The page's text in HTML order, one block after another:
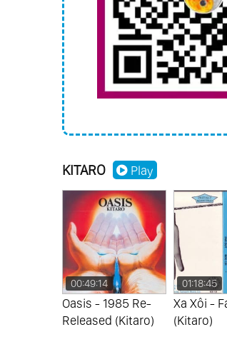
KITARO Play
01:18:45
Xa Xôi - Far Out
(Kitaro)
00:53:39
Động
Đất - The